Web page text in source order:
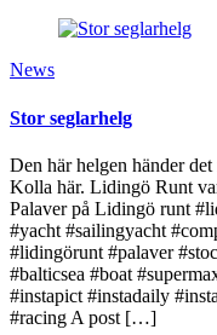
News
Stor seglarhelg
Den här helgen händer
Kolla här. Lidingö Runt
Palaver på Lidingö runt
#yacht #sailingyacht
#lidingörunt #palaver
#balticsea #boat
#instapict #instadaily
#racing A post […]